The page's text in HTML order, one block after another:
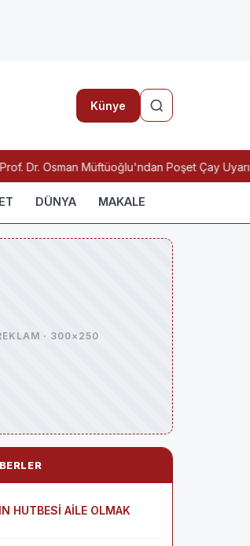
Künye
Dr. Osman Müftüoğlu'ndan Poşet Çay
DÜNYA MAKALE
· 300×250
HUTBESİ AİLE OLMAK